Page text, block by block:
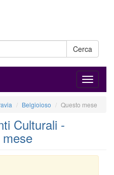
Cerca
Belgioioso Questo mese
Culturali -